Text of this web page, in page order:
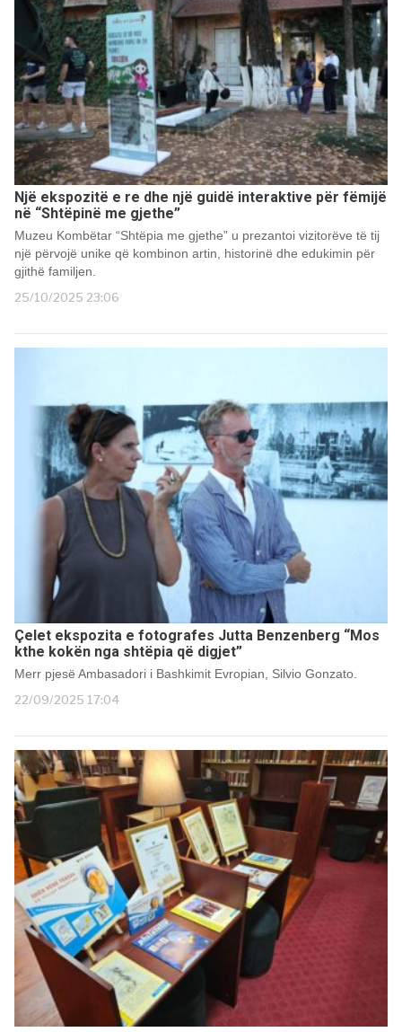
Një ekspozitë e re dhe një guidë interaktive për fëmijë
në “Shtëpinë me gjethe”
Muzeu Kombëtar “Shtëpia me gjethe” u prezantoi vizitorëve të tij
një përvojë unike që kombinon artin, historinë dhe edukimin për
gjithë familjen.
25/10/2025 23:06
Çelet ekspozita e fotografes Jutta Benzenberg “Mos
kthe kokën nga shtëpia që digjet”
Merr pjesë Ambasadori i Bashkimit Evropian, Silvio Gonzato.
22/09/2025 17:04